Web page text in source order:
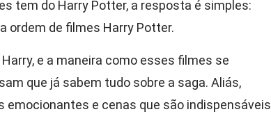
tem do Harry Potter, a resposta é simples:
ordem de filmes Harry Potter.
e a maneira como esses filmes se
que já sabem tudo sobre a saga. Aliás,
e cenas que são indispensáveis